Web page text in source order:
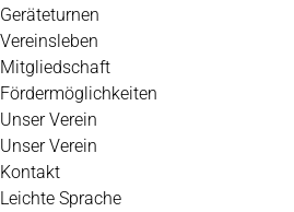
Geräteturnen
Vereinsleben
Mitgliedschaft
Fördermöglichkeiten
Unser Verein
Unser Verein
Kontakt
Leichte Sprache